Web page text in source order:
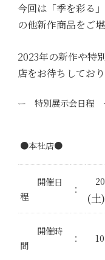
今回は「季を彩る
の他新作商品をご
2023年の新作や特
店をお待ちしており
ー 特別展示会日程
●本社店●
開催日
程
：
(土)
開催時
間
：